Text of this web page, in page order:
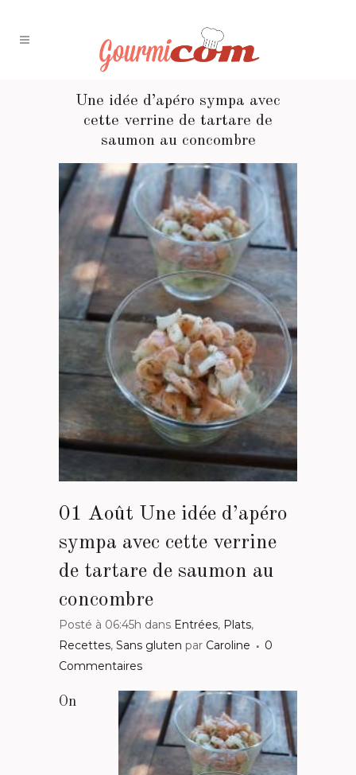
Une idée d’apéro sympa avec
cette verrine de tartare de
saumon au concombre
01 Août Une idée d’apéro
sympa avec cette verrine
de tartare de saumon au
concombre
Posté à 06:45h dans Entrées, Plats,
Recettes, Sans gluten par Caroline
0
Commentaires
On